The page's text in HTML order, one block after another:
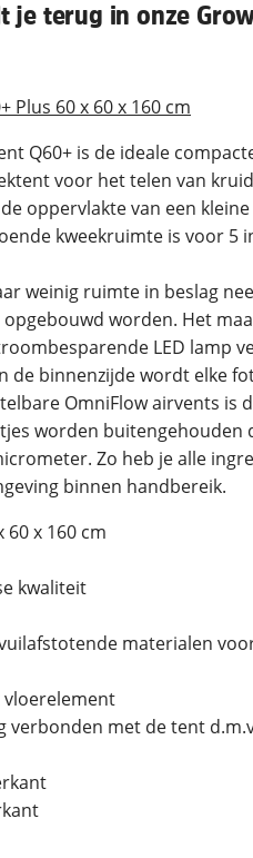
je terug in onze
Plus 60 x 60 x 160 cm
Q60+ is de ideale
voor het telen van
oppervlakte van een
kweekruimte is voor 5
weinig ruimte in beslag
worden. Het
LED lamp
de binnenzijde wordt elke
OmniFlow airvents is
worden buitengehouden
Zo heb je alle
binnen handbereik.
x 160 cm
kwaliteit
materialen
verbonden met de tent